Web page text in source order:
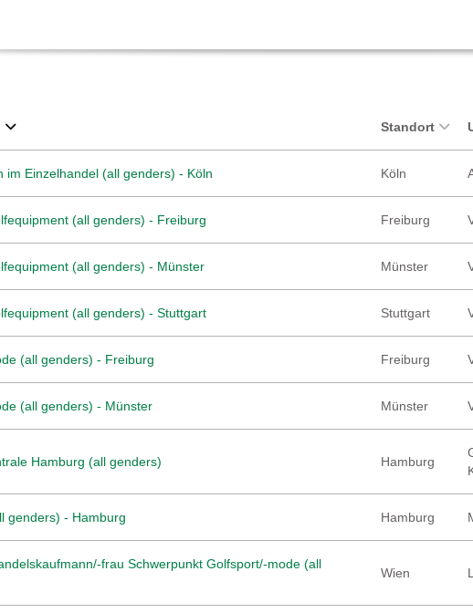
Standort
im Einzelhandel (all genders) - Köln Köln
(all genders) - Freiburg Freiburg
(all genders) - Münster Münster
(all genders) - Stuttgart Stuttgart
(all genders) - Freiburg Freiburg
(all genders) - Münster Münster
Hamburg (all genders) Hamburg
genders) - Hamburg Hamburg
frau Schwerpunkt Golfsport/-mode (all
Wien